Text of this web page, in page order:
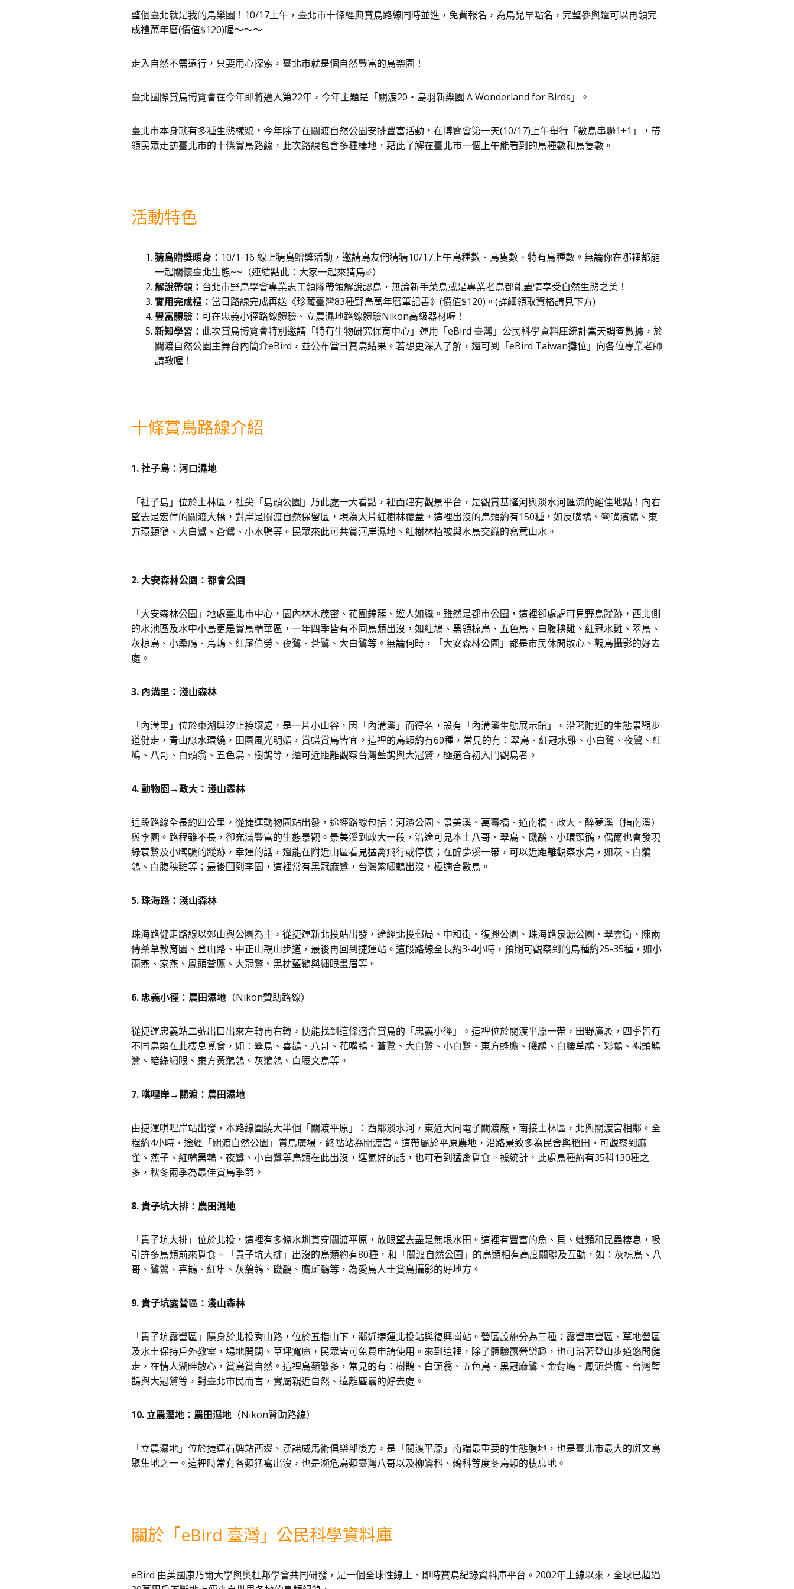
整個臺北就是我的鳥樂園！10/17上午，臺北市十條經典賞鳥路線同時並進，免費報名，為鳥兒早點名，完整參與還可以再領完
成禮萬年曆(價值$120)喔～～～
走入自然不需遠行，只要用心探索，臺北市就是個自然豐富的鳥樂園！
臺北國際賞鳥博覽會在今年即將邁入第22年，今年主題是「關渡20‧島羽新樂園 A Wonderland for Birds」。
臺北市本身就有多種生態樣貌，今年除了在關渡自然公園安排豐富活動，在博覽會第一天(10/17)上午舉行「數鳥串聯1+1」，帶
領民眾走訪臺北市的十條賞鳥路線，此次路線包含多種棲地，藉此了解在臺北市一個上午能看到的鳥種數和鳥隻數。
活動特色
猜鳥贈獎暖身： 10/1-16 線上猜鳥贈獎活動，邀請鳥友們猜猜10/17上午鳥種數、鳥隻數、特有鳥種數。無論你在哪裡都能
一起關懷臺北生態~~（連結點此： 大家一起來猜鳥 ）
解說帶領： 台北市野鳥學會專業志工領隊帶領解說認鳥，無論新手菜鳥或是專業老鳥都能盡情享受自然生態之美！
實用完成禮： 當日路線完成再送《珍藏臺灣83種野鳥萬年曆筆記書》(價值$120)。(詳細領取資格請見下方)
豐富體驗： 可在忠義小徑路線體驗、立農濕地路線體驗Nikon高級器材喔！
新知學習： 此次賞鳥博覽會特別邀請「特有生物研究保育中心」運用「eBird 臺灣」公民科學資料庫統計當天調查數據，於
關渡自然公園主舞台內簡介eBird，並公布當日賞鳥結果。若想更深入了解，還可到「eBird Taiwan攤位」向各位專業老師
請教喔！
十條賞鳥路線介紹
1. 社子島：河口濕地
「社子島」位於士林區，社尖「島頭公園」乃此處一大看點，裡面建有觀景平台，是觀賞基隆河與淡水河匯流的絕佳地點！向右
望去是宏偉的關渡大橋，對岸是關渡自然保留區，現為大片紅樹林覆蓋。這裡出沒的鳥類約有150種，如反嘴鷸、彎嘴濱鷸、東
方環頸鴴、大白鷺、蒼鷺、小水鴨等。民眾來此可共賞河岸濕地、紅樹林植被與水鳥交織的寫意山水。
2. 大安森林公園：都會公園
「大安森林公園」地處臺北市中心，園內林木茂密、花團錦簇、遊人如織。雖然是都市公園，這裡卻處處可見野鳥蹤跡，西北側
的水池區及水中小島更是賞鳥精華區，一年四季皆有不同鳥類出沒，如紅鳩、黑領椋鳥、五色鳥、白腹秧雞、紅冠水雞、翠鳥、
灰椋鳥、小桑鳲、烏鶇、紅尾伯勞、夜鷺、蒼鷺、大白鷺等。無論何時，「大安森林公園」都是市民休閒散心、觀鳥攝影的好去
處。
3. 內溝里：淺山森林
「內溝里」位於東湖與汐止接壤處，是一片小山谷，因「內溝溪」而得名，設有「內溝溪生態展示館」。沿著附近的生態景觀步
道健走，青山綠水環繞，田園風光明媚，賞蝶賞鳥皆宜。這裡的鳥類約有60種，常見的有：翠鳥、紅冠水雞、小白鷺、夜鷺、紅
鳩、八哥、白頭翁、五色鳥、樹鵲等，還可近距離觀察台灣藍鵲與大冠鷲，極適合初入門觀鳥者。
4. 動物園→政大：淺山森林
這段路線全長約四公里，從捷運動物園站出發，途經路線包括：河濱公園、景美溪、萬壽橋、道南橋、政大、醉夢溪（指南溪）
與李園。路程雖不長，卻充滿豐富的生態景觀。景美溪到政大一段，沿途可見本土八哥、翠鳥、磯鷸、小環頸鴴，偶爾也會發現
綠蓑鷺及小鸊鷈的蹤跡，幸運的話，還能在附近山區看見猛禽飛行或停棲；在醉夢溪一帶，可以近距離觀察水鳥，如灰、白鶺
鴒、白腹秧雞等；最後回到李園，這裡常有黑冠麻鷺，台灣紫嘯鶇出沒，極適合數鳥。
5. 珠海路：淺山森林
珠海路健走路線以郊山與公園為主，從捷運新北投站出發，途經北投郵局、中和街、復興公園、珠海路泉源公園、翠雲街、陳兩
傳藥草教育園、登山路、中正山親山步道，最後再回到捷運站。這段路線全長約3-4小時，預期可觀察到的鳥種約25-35種，如小
雨燕、家燕、鳳頭蒼鷹、大冠鷲、黑枕藍鶲與繡眼畫眉等。
6. 忠義小徑：農田濕地 （Nikon贊助路線）
從捷運忠義站二號出口出來左轉再右轉，便能找到這條適合賞鳥的「忠義小徑」。這裡位於關渡平原一帶，田野廣袤，四季皆有
不同鳥類在此棲息覓食，如：翠鳥、喜鵲、八哥、花嘴鴨、蒼鷺、大白鷺、小白鷺、東方蜂鷹、磯鷸、白腰草鷸、彩鷸、褐頭鷦
鶯、暗綠繡眼、東方黃鶺鴒、灰鶺鴒、白腰文鳥等。
7. 唭哩岸→關渡：農田濕地
由捷運唭哩岸站出發，本路線圍繞大半個「關渡平原」：西鄰淡水河，東近大同電子關渡廠，南接士林區，北與關渡宮相鄰。全
程約4小時，途經「關渡自然公園」賞鳥廣場，終點站為關渡宮。這帶屬於平原農地，沿路景致多為民舍與稻田，可觀察到麻
雀、燕子、紅嘴黑鵯、夜鷺、小白鷺等鳥類在此出沒，運氣好的話，也可看到猛禽覓食。據統計，此處鳥種約有35科130種之
多，秋冬兩季為最佳賞鳥季節。
8. 貴子坑大排：農田濕地
「貴子坑大排」位於北投，這裡有多條水圳貫穿關渡平原，放眼望去盡是無垠水田。這裡有豐富的魚、貝、蛙類和昆蟲棲息，吸
引許多鳥類前來覓食。「貴子坑大排」出沒的鳥類約有80種，和「關渡自然公園」的鳥類相有高度關聯及互動，如：灰椋鳥、八
哥、鷺鷥、喜鵲、紅隼、灰鶺鴒、磯鷸、鷹斑鷸等，為愛鳥人士賞鳥攝影的好地方。
9. 貴子坑露營區：淺山森林
「貴子坑露營區」隱身於北投秀山路，位於五指山下，鄰近捷運北投站與復興崗站。營區設施分為三種：露營車營區、草地營區
及水土保持戶外教室，場地開闊、草坪寬廣，民眾皆可免費申請使用。來到這裡，除了體驗露營樂趣，也可沿著登山步道悠閒健
走，在情人湖畔散心，賞鳥賞自然。這裡鳥類繁多，常見的有：樹鵲、白頭翁、五色鳥、黑冠麻鷺、金背鳩、鳳頭蒼鷹、台灣藍
鵲與大冠鷲等，對臺北市民而言，實屬親近自然、遠離塵囂的好去處。
10. 立農溼地：農田濕地 （Nikon贊助路線）
「立農濕地」位於捷運石牌站西邊、漢諾威馬術俱樂部後方，是「關渡平原」南端最重要的生態腹地，也是臺北市最大的斑文鳥
聚集地之一。這裡時常有各類猛禽出沒，也是瀕危鳥類臺灣八哥以及柳鶯科、鶇科等度冬鳥類的棲息地。
關於「eBird 臺灣」公民科學資料庫
eBird 由美國康乃爾大學與奧杜邦學會共同研發，是一個全球性線上、即時賞鳥紀錄資料庫平台。2002年上線以來，全球已超過